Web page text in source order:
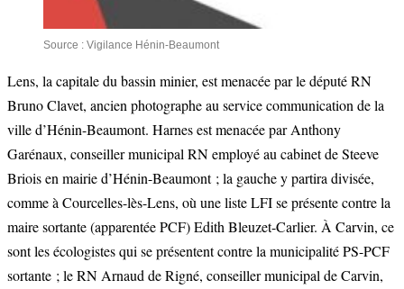
Source : Vigilance Hénin-Beaumont
Lens, la capitale du bassin minier, est menacée par le député RN
Bruno Clavet, ancien photographe au service communication de la
ville d’Hénin-Beaumont. Harnes est menacée par Anthony
Garénaux, conseiller municipal RN employé au cabinet de Steeve
Briois en mairie d’Hénin-Beaumont ; la gauche y partira divisée,
comme à Courcelles-lès-Lens, où une liste LFI se présente contre la
maire sortante (apparentée PCF) Edith Bleuzet-Carlier. À Carvin, ce
sont les écologistes qui se présentent contre la municipalité PS-PCF
sortante ; le RN Arnaud de Rigné, conseiller municipal de Carvin,